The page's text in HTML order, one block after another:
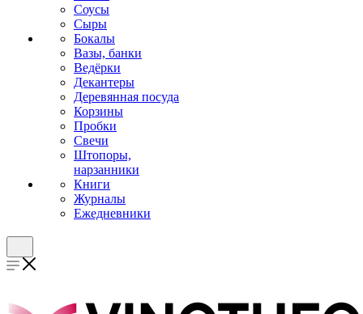
Соусы
Сыры
Бокалы
Вазы, банки
Ведёрки
Декантеры
Деревянная посуда
Корзины
Пробки
Свечи
Штопоры,
нарзанники
Книги
Журналы
Ежедневники